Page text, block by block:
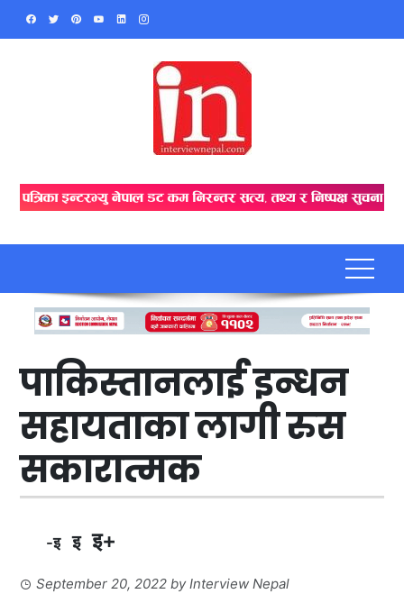
Skip
पाकिस्तानलाई इन्धन
सहायताका लागी रुस
सकारात्मक
-इ इ इ+
September 20, 2022 byInterview Nepal